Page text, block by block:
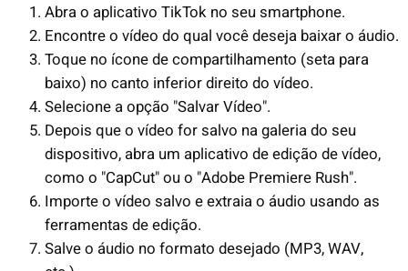
Abra o aplicativo TikTok no seu smartphone.
Encontre o vídeo do qual você deseja baixar o áudio.
Toque no ícone de compartilhamento (seta para
baixo) no canto inferior direito do vídeo.
Selecione a opção "Salvar Vídeo".
Depois que o vídeo for salvo na galeria do seu
dispositivo, abra um aplicativo de edição de vídeo,
como o "CapCut" ou o "Adobe Premiere Rush".
Importe o vídeo salvo e extraia o áudio usando as
ferramentas de edição.
Salve o áudio no formato desejado (MP3, WAV,